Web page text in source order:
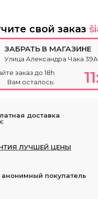
свой заказ
ЗАБРАТЬ В МАГАЗИНЕ
Улица Александра Чака
заказ до 18h
Вам осталось:
доставка
ЛУЧШЕЙ ЦЕНЫ
анонимный покупатель